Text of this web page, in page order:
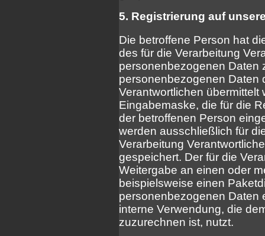
5. Registrierung auf
Die betroffene Person hat
des für die Verarbeitung
personenbezogenen Daten
personenbezogenen Daten
Verantwortlichen
Eingabemaske, die für die
der betroffenen Person
werden ausschließlich für
Verarbeitung
gespeichert. Der für die
Weitergabe an einen oder
beispielsweise einen
personenbezogenen Daten
interne Verwendung, die
zuzurechnen ist, nutzt.